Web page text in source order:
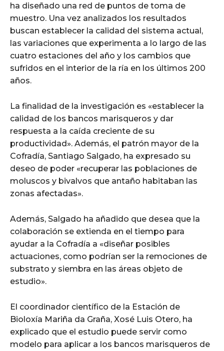
ha diseñado una red de puntos de toma de
muestro. Una vez analizados los resultados
buscan establecer la calidad del sistema actual,
las variaciones que experimenta a lo largo de las
cuatro estaciones del año y los cambios que
sufridos en el interior de la ría en los últimos 200
años.
La finalidad de la investigación es «establecer la
calidad de los bancos marisqueros y dar
respuesta a la caída creciente de su
productividad». Además, el patrón mayor de la
Cofradía, Santiago Salgado, ha expresado su
deseo de poder «recuperar las poblaciones de
moluscos y bivalvos que antaño habitaban las
zonas afectadas».
Además, Salgado ha añadido que desea que la
colaboración se extienda en el tiempo para
ayudar a la Cofradía a «diseñar posibles
actuaciones, como podrían ser la remociones de
substrato y siembra en las áreas objeto de
estudio».
El coordinador científico de la Estación de
Bioloxía Mariña da Graña, Xosé Luis Otero, ha
explicado que el estudio puede servir como
modelo para aplicar a los bancos marisqueros de